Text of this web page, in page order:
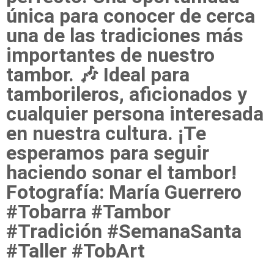
única para conocer de cerca
una de las tradiciones más
importantes de nuestro
tambor. 🎶 Ideal para
tamborileros, aficionados y
cualquier persona interesada
en nuestra cultura. ¡Te
esperamos para seguir
haciendo sonar el tambor!
Fotografía: María Guerrero
#Tobarra #Tambor
#Tradición #SemanaSanta
#Taller #TobArt